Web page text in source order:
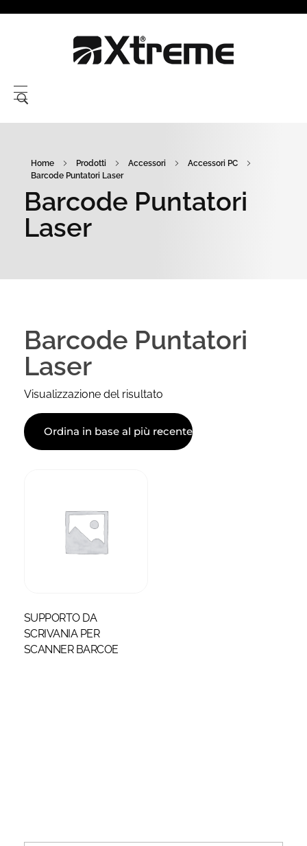
Home Prodotti Accessori
Accessori PC
Barcode Puntatori Laser
Barcode Puntatori
Laser
Barcode Puntatori
Laser
Visualizzazione del risultato
SUPPORTO DA
SCRIVANIA PER
SCANNER BARCOE